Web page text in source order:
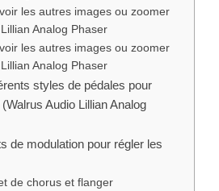
les autres images ou zoomer
Analog Phaser
les autres images ou zoomer
Analog Phaser
styles de pédales pour
Audio Lillian Analog
de modulation pour régler les
de chorus et flanger